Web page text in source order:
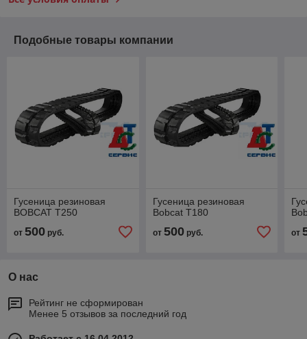
Подобные товары компании
Гусеница резиновая
BOBCAT T250
от 500 руб.
Гусеница резиновая
Bobcat T180
от 500руб. от
О нас
Рейтинг не сформирован
Менее 5 отзывов за последний год